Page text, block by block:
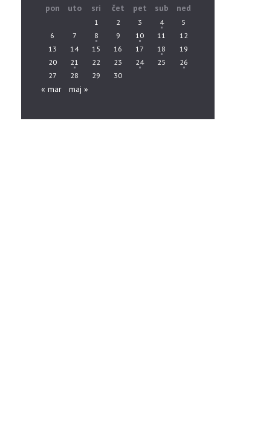
pon uto sri čet pet sub ned
1 2 3 4
5
6
7 8 9 10 11
12
13
14 15 16 17 18
19
20
21 22 23 24 25
26
27
28 29 30
« mar maj »